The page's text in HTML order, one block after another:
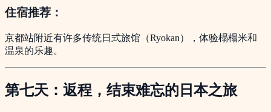
住宿推荐：
京都站附近有许多传统日式旅馆（Ryokan），体验榻榻米和
温泉的乐趣。
第七天：返程，结束难忘的日本之旅